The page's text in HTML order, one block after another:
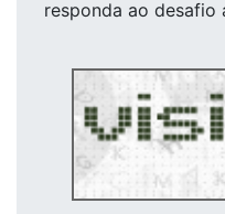
responda ao desafio